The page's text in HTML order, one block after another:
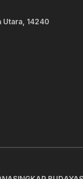
Utara, 14240